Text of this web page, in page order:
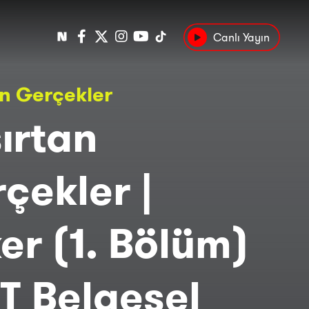
Popüler
Kültür
Canlı Yayın
Gerçekler
|
(1. Bölüm)
Belgesel